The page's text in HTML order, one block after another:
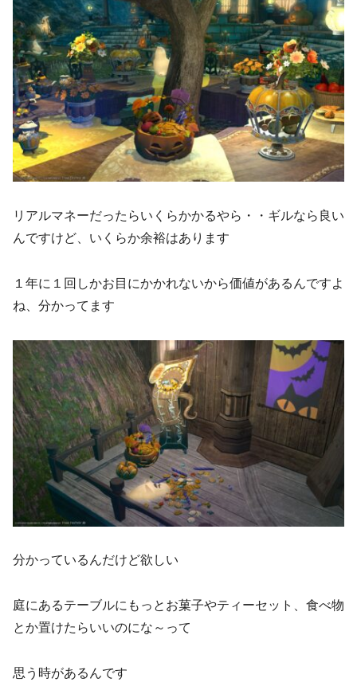
リアルマネーだったらいくらかかるやら・・ギルなら良い
んですけど、いくらか余裕はあります
１年に１回しかお目にかかれないから価値があるんですよ
ね、分かってます
分かっているんだけど欲しい
庭にあるテーブルにもっとお菓子やティーセット、食べ物
とか置けたらいいのにな～って
思う時があるんです